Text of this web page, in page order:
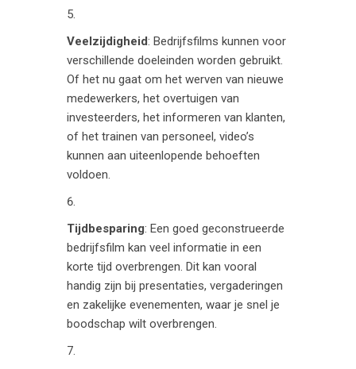
Veelzijdigheid: Bedrijfsfilms kunnen voor
verschillende doeleinden worden gebruikt.
Of het nu gaat om het werven van nieuwe
medewerkers, het overtuigen van
investeerders, het informeren van klanten,
of het trainen van personeel, video’s
kunnen aan uiteenlopende behoeften
voldoen.
Tijdbesparing: Een goed geconstrueerde
bedrijfsfilm kan veel informatie in een
korte tijd overbrengen. Dit kan vooral
handig zijn bij presentaties, vergaderingen
en zakelijke evenementen, waar je snel je
boodschap wilt overbrengen.